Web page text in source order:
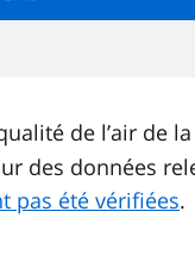
de l’air de la
des données
pas été vérifiées.